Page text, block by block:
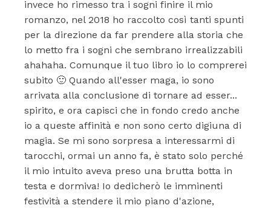
invece ho rimesso tra i sogni finire il mio
romanzo, nel 2018 ho raccolto così tanti spunti
per la direzione da far prendere alla storia che
lo metto fra i sogni che sembrano irrealizzabili
ahahaha. Comunque il tuo libro io lo comprerei
subito 🙂 Quando all'esser maga, io sono
arrivata alla conclusione di tornare ad esser...
spirito, e ora capisci che in fondo credo anche
io a queste affinità e non sono certo digiuna di
magia. Se mi sono sorpresa a interessarmi di
tarocchi, ormai un anno fa, è stato solo perché
il mio intuito aveva preso una brutta botta in
testa e dormiva! Io dedicherò le imminenti
festività a stendere il mio piano d'azione,